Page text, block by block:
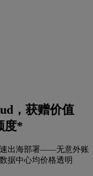
，获赠价值
度*
出海部署——无意外账
据中心均价格透明